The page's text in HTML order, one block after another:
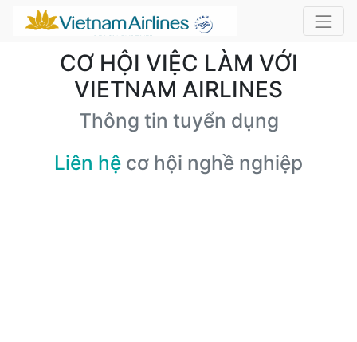
CƠ HỘI VIỆC LÀM VỚI
VIETNAM AIRLINES
Thông tin tuyển dụng
Liên hệ cơ hội nghề nghiệp